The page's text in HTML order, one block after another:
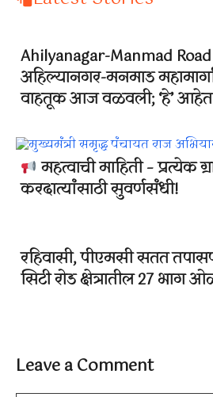
Ahilyanagar-Manmad
अहिल्यानगर-मनमाड
वाहतूक आज वळवली; ‘हे’ आहेत
महत्वाची माहिती – प्रत्येक
करदात्यांसाठी सुवर्णसंधी!
रहिवासी, पीएमसी सतत
सिटी रोड क्षेत्रातील 27 भाग
Leave a Comment